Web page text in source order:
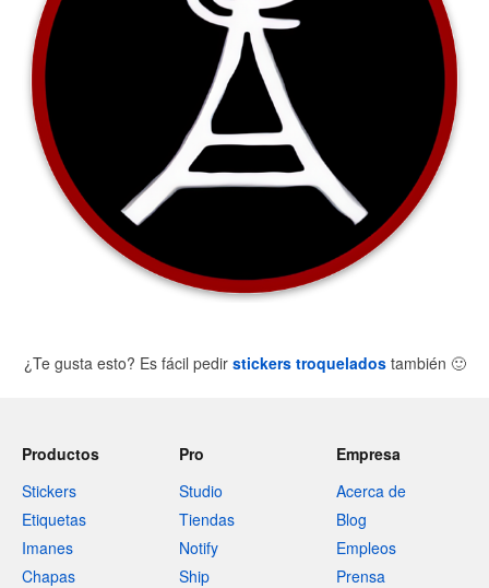
¿Te gusta esto? Es fácil pedir stickers troqueladostambién 🙂
Productos
Stickers
Etiquetas
Imanes
Chapas
Pro
Studio
Tiendas
Notify
Ship
Empresa
Acerca de
Blog
Empleos
Prensa